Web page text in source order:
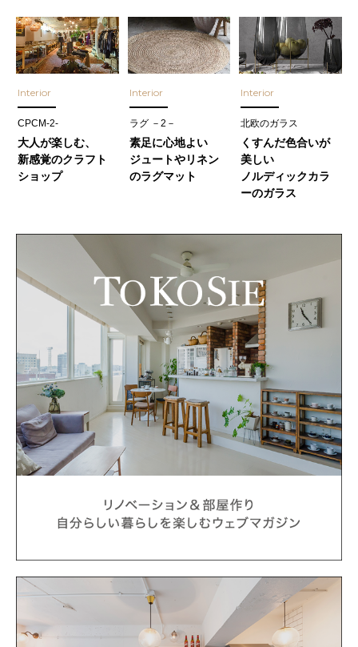
Interior
CPCM-2-
大人が楽しむ、
新感覚のクラフト
ショップ
Interior
ラグ －2－
素足に心地よい
ジュートやリネン
のラグマット
Interior
北欧のガラス
くすんだ色合いが
美しい
ノルディックカラ
ーのガラス